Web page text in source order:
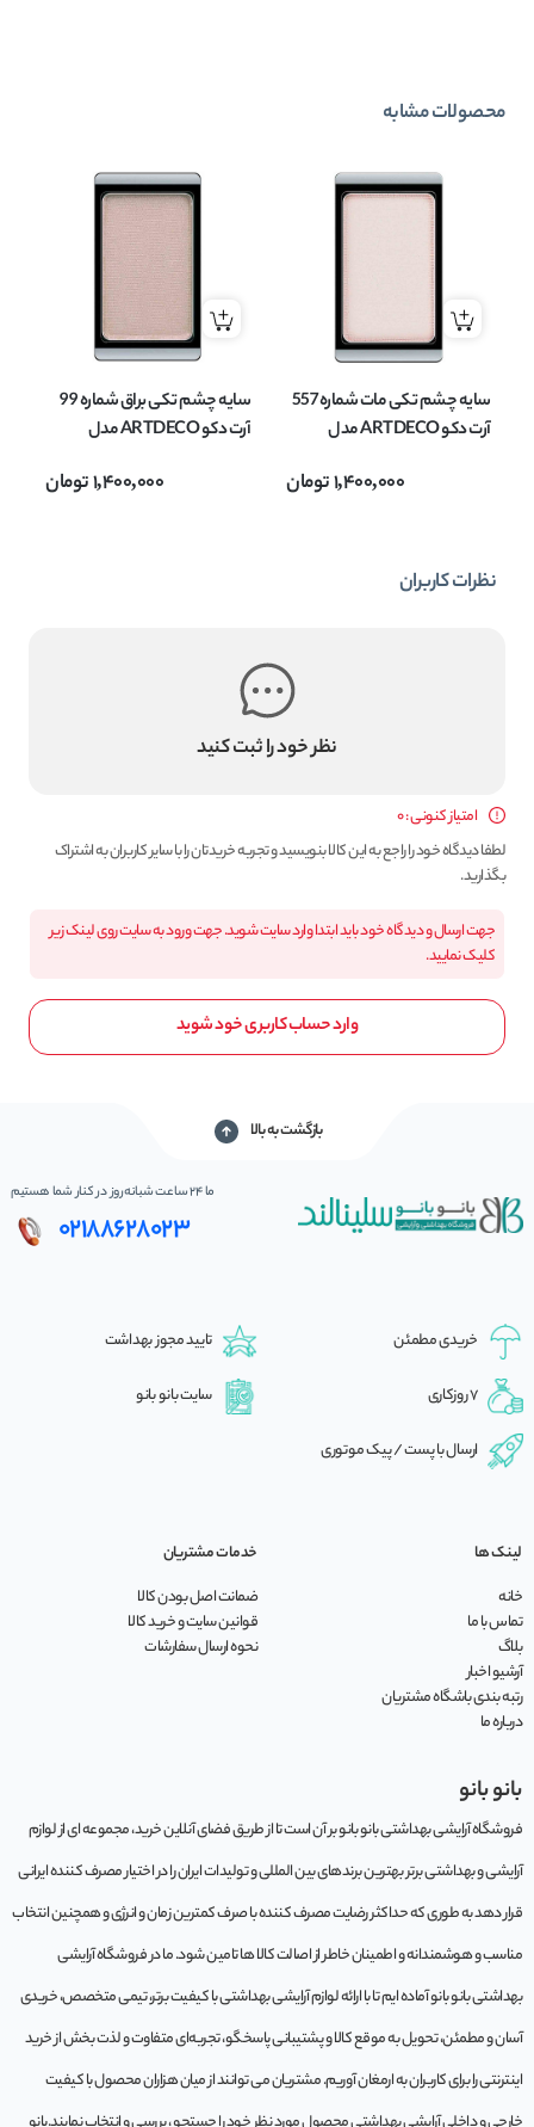
محصولات مشابه
سایه چشم تکی مات شماره 557
آرت دکو ARTDECO مدل
1,400,000تومان
سایه چشم تکی براق شماره 99
آرت دکو ARTDECO مدل
1,400,000تومان
نظرات کاربران
نظر خود را ثبت کنید
امتیاز کنونی : 0
لطفا دیدگاه خود را راجع به این کالا بنویسید و تجربه خریدتان را با سایر کاربران به اشتراک
بگذارید.
جهت ارسال و دیدگاه خود باید ابتدا وارد سایت شوید. جهت ورود به سایت روی لینک زیر
کلیک نمایید.
وارد حساب کاربری خود شوید
بازگشت به بالا
ما 24 ساعت شبانه‌روز در کنار شما هستیم
02188628023
خریدی مطمئن تایید مجوز بهداشت
7 روزکاری سایت بانو بانو
ارسال با پست / پیک موتوری
لینک ها
خانه
تماس با ما
بلاگ
آرشیو اخبار
رتبه بندی باشگاه مشتریان
درباره ما
خدمات مشتریان
ضمانت اصل بودن کالا
قوانین سایت و خرید کالا
نحوه ارسال سفارشات
بانو بانو
فروشگاه آرایشی بهداشتی بانو بانو بر آن است تا از طریق فضای آنلاین خرید، مجموعه‌ ای از لوازم
آرایشی و بهداشتی برتر بهترین برندهای بین المللی و تولیدات ایران را در اختیار مصرف کننده ایرانی
قرار دهد به طوری که حداکثر رضایت مصرف کننده با صرف کمترین زمان و انرژی و همچنین انتخاب
مناسب و هوشمندانه و اطمینان خاطر از اصالت کالا ها تامین شود. ما در فروشگاه آرایشی
بهداشتی بانو بانو آماده ایم تا با ارائه لوازم آرایشی بهداشتی با کیفیت برتر، تیمی متخصص، خریدی
آسان و مطمئن، تحویل به موقع کالا و پشتیبانی پاسخگو، تجربه‌ای متفاوت و لذت بخش از خرید
اینترنتی را برای کاربران به ارمغان آوریم. مشتريان می توانند از ميان هزاران محصول با کيفيت